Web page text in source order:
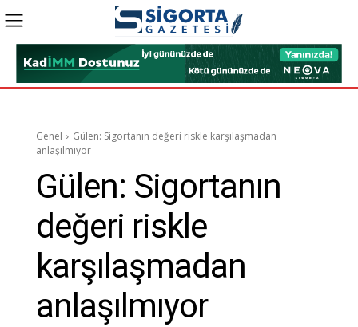
Genel
Gülen: Sigortanın değeri riskle karşılaşmadan
anlaşılmıyor
Gülen: Sigortanın
değeri riskle
karşılaşmadan
anlaşılmıyor